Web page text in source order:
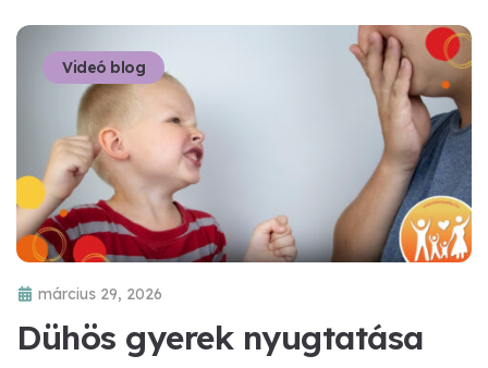
Videó blog
március 29, 2026
Dühös gyerek nyugtatása